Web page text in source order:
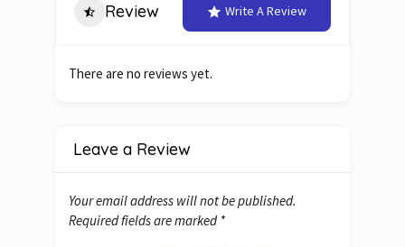
Review Write A Review
There are no reviews yet.
Leave a Review
Your email address will not be published.
Required fields are marked *